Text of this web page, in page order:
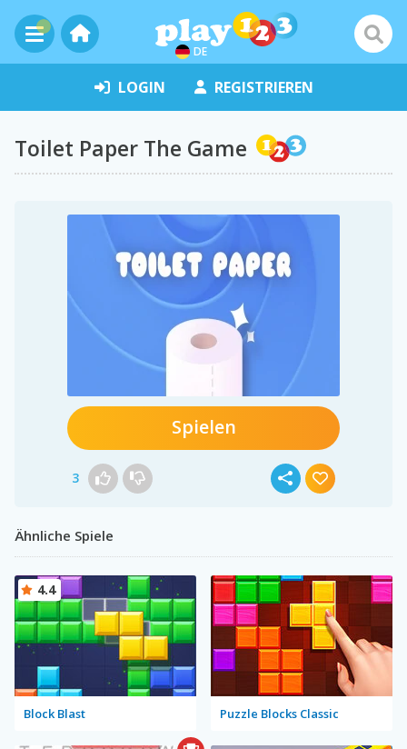
DE
LOGIN REGISTRIEREN
Toilet Paper The Game
Spielen
3
Ähnliche Spiele
Block Blast
4.4
Puzzle Blocks Classic